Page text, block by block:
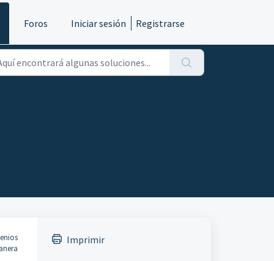
Foros Iniciar sesión Registrarse
Imprimir